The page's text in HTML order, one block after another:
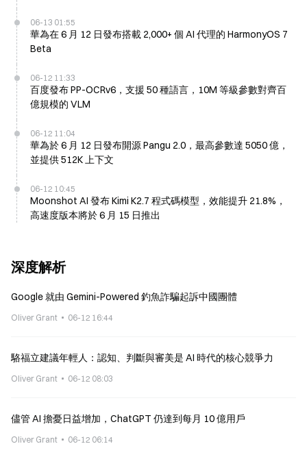
06-13 01:55
華為在 6 月 12 日發布搭載 2,000+ 個 AI 代理的 HarmonyOS 7
Beta
06-12 11:33
百度發布 PP-OCRv6，支援 50 種語言，10M 等級參數對齊百
億規模的 VLM
06-12 11:04
華為於 6 月 12 日發布開源 Pangu 2.0，最高參數達 5050 億，
並提供 512K 上下文
06-12 10:45
Moonshot AI 發布 Kimi K2.7 程式碼模型，效能提升 21.8%，
高速度版本將於 6 月 15 日推出
深度解析
Google 就由 Gemini-Powered 釣魚詐騙起訴中國團體
Oliver Grant 06-12 16:44
駱福立建議年輕人：認知、判斷與審美是 AI 時代的核心競爭力
Oliver Grant 06-12 08:03
儘管 AI 擔憂日益增加，ChatGPT 仍達到每月 10 億用戶
Oliver Grant 06-12 06:14